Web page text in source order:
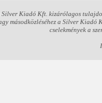
Silver Kiadó Kft. kizárólagos
másodközléséhez a Silver
cselekmények a